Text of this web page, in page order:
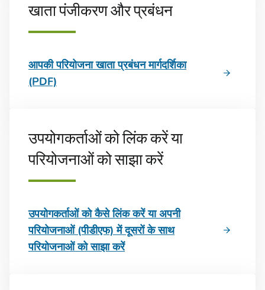
खाता पंजीकरण और प्रबंधन
आपकी परियोजना खाता प्रबंधन मार्गदर्शिका
(PDF)
उपयोगकर्ताओं को लिंक करें या
परियोजनाओं को साझा करें
उपयोगकर्ताओं को कैसे लिंक करें या अपनी
परियोजनाओं (पीडीएफ) में दूसरों के साथ
परियोजनाओं को साझा करें